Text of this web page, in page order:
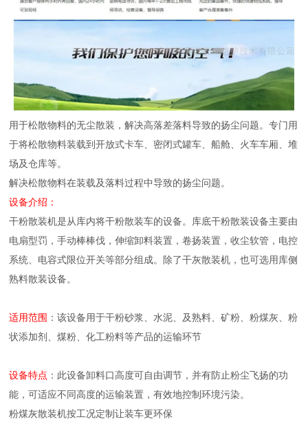
用于松散物料的无尘散装，解决高落差落料导致的扬尘问题。专门用
于将松散物料装载到开放式卡车、密闭式罐车、船舱、火车车厢、堆
场及仓库等。
解决松散物料在装载及落料过程中导致的扬尘问题。
设备介绍：
干粉散装机是从库内将干粉散装车的设备。库底干粉散装设备主要由
电扇型罚，手动棒棒伐，伸缩卸料装置，卷扬装置，收尘软管，电控
系统、电容式限位开关等部分组成。除了干灰散装机，也可选用库侧
熟料散装设备。
适用范围 ：该设备用于干粉砂浆、水泥、及熟料、矿粉、粉煤灰、粉
状添加剂、煤粉、化工粉料等产品的运输环节
设备特点 ：此设备卸料口高度可自由调节，并有防止粉尘飞扬的功
能，可适应不同高度的运输装置，有效地控制环境污染。
粉煤灰散装机按工况定制让装车更环保